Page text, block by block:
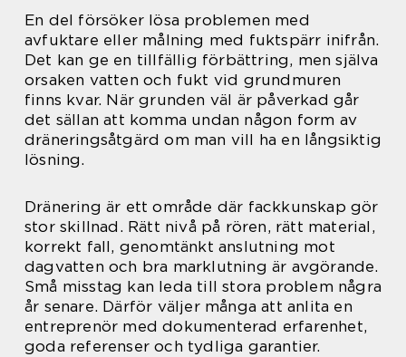
En del försöker lösa problemen med
avfuktare eller målning med fuktspärr inifrån.
Det kan ge en tillfällig förbättring, men själva
orsaken vatten och fukt vid grundmuren
finns kvar. När grunden väl är påverkad går
det sällan att komma undan någon form av
dräneringsåtgärd om man vill ha en långsiktig
lösning.
Dränering är ett område där fackkunskap gör
stor skillnad. Rätt nivå på rören, rätt material,
korrekt fall, genomtänkt anslutning mot
dagvatten och bra marklutning är avgörande.
Små misstag kan leda till stora problem några
år senare. Därför väljer många att anlita en
entreprenör med dokumenterad erfarenhet,
goda referenser och tydliga garantier.